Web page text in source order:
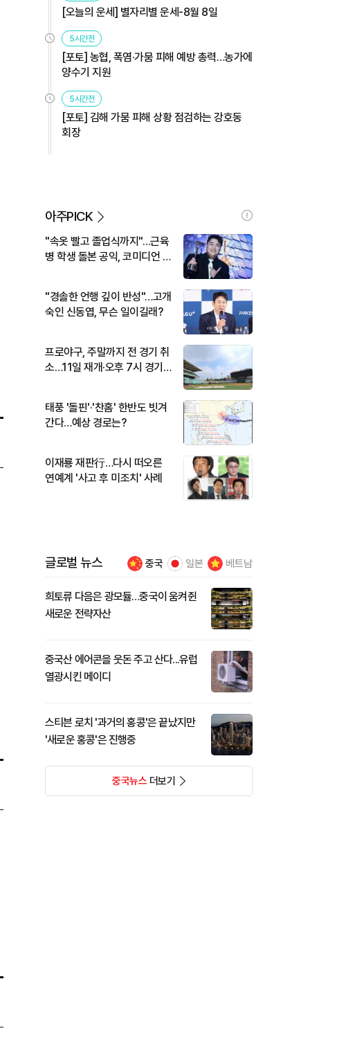
[오늘의 운세] 별자리별 운세-8월 8일
5시간전
[포토] 농협, 폭염·가뭄 피해 예방 총력…농가에
양수기 지원
5시간전
[포토] 김해 가뭄 피해 상황 점검하는 강호동
회장
아주PICK
"속옷 빨고 졸업식까지"…근육
병 학생 돌본 공익, 코미디언 김
"경솔한 언행 깊이 반성"…고개
숙인 신동엽, 무슨 일이길래?
프로야구, 주말까지 전 경기 취
소…11일 재개·오후 7시 경기
태풍 '돌핀'·'찬홈' 한반도 빗겨
간다…예상 경로는?
이재룡 재판行…다시 떠오른
연예계 '사고 후 미조치' 사례
글로벌 뉴스 중국 일본 베트남
희토류 다음은 광모듈…중국이 움켜쥔
새로운 전략자산
중국산 에어콘을 웃돈 주고 산다...유럽
열광시킨 메이디
스티븐 로치 '과거의 홍콩'은 끝났지만
'새로운 홍콩'은 진행중
중국뉴스더보기